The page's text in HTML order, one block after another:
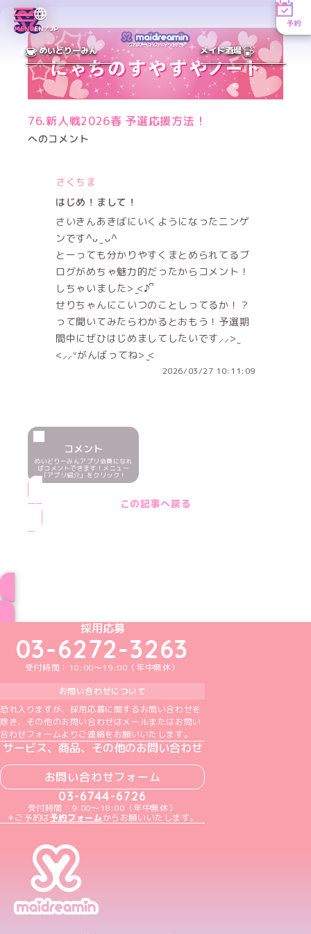
MENUEN／JP
予約
めいどりーみん メイド酒場
76.新人戦2026春 予選応援方法！
へのコメント
さくちま
はじめ！まして！
さいきんあきばにいくようになったニンゲ
ンです^ᴗ ̫ ᴗ^
とーっても分かりやすくまとめられてるブ
ログがめちゃ魅力的だったからコメント！
しちゃいました> ̫<♪ ᩚ
せりちゃんにこいつのことしってるか！？
って聞いてみたらわかるとおもう！予選期
間中にぜひはじめましてしたいです⸝⸝> ̫
<⸝⸝ᐡがんばってね> ̫<
2026/03/27 10:11:09
コメント
めいどりーみんアプリ会員になれ
ばコメントできます！メニュー
「アプリ紹介」をクリック！
この記事へ戻る
めいどりーみんTikTok公式アカウント
めいどりーみんX公式アカウント
めいどりーみんInstagram公式アカウント
めいどりーみんFacebook公式アカウン
めいどりーみんYouTube公式アカ
採用応募
03-6272-3263
受付時間：10:00～19:00（年中無休）
お問い合わせについて
恐れ入りますが、採用応募に関するお問い合わせを
除き、その他のお問い合わせはメールまたはお問い
合わせフォームよりご連絡をお願いいたします。
サービス、商品、その他のお問い合わせ
お問い合わせフォーム
03-6744-6726
受付時間：9:00～18:00（年中無休）
＊ご予約は予約フォームからお願いいたします。